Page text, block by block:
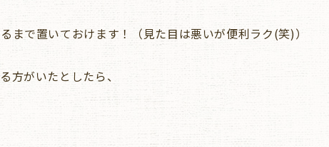
で置いておけます！（見た目は悪いが便利ラク(笑)）
方がいたとしたら、